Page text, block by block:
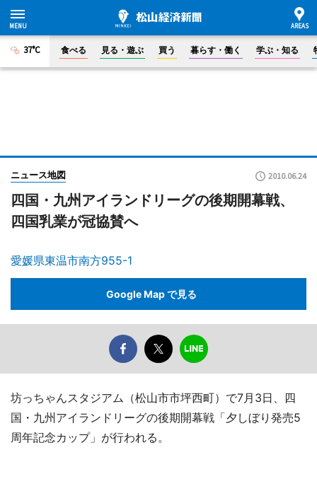
37°C 食べる 見る・遊ぶ 買う 暮らす・働く 学ぶ・知る
ニュース地図 2010.06.24
四国・九州アイランドリーグの後期開幕戦、
四国乳業が冠協賛へ
愛媛県東温市南方955-1
Google Map で見る
坊っちゃんスタジアム（松山市市坪西町）で7月3日、四
国・九州アイランドリーグの後期開幕戦「夕しぼり発売5
周年記念カップ」が行われる。